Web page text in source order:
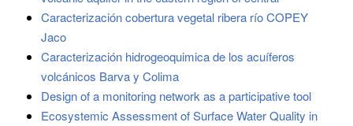
Caracterización cobertura vegetal ribera río COPEY
Jaco
Caracterización hidrogeoquimica de los acuíferos
volcánicos Barva y Colima
Design of a monitoring network as a participative tool
Ecosystemic Assessment of Surface Water Quality in